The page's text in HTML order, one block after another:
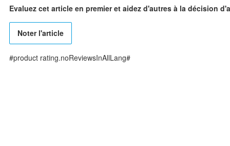
Evaluez cet article en premier et aidez d'autres à la décision
Noter l'article
#product rating.noReviewsInAllLang#